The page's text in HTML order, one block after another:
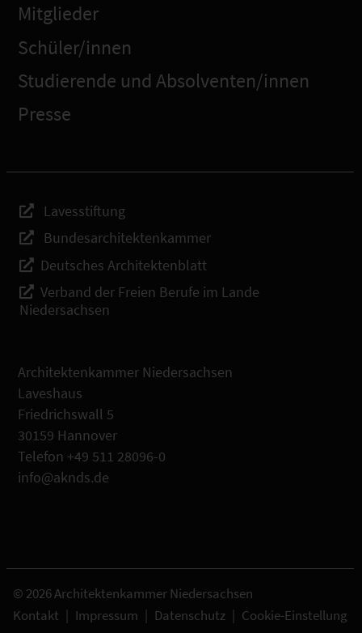
Mitglieder
Schüler/innen
Studierende und Absolventen/innen
Presse
Lavesstiftung
Bundesarchitektenkammer
Deutsches Architektenblatt
Verband der Freien Berufe im Lande
Niedersachsen
Architektenkammer Niedersachsen
Laveshaus
Friedrichswall 5
30159 Hannover
Telefon +49 511 28096-0
info@aknds.de
© 2026 Architektenkammer Niedersachsen
Kontakt | Impressum | Datenschutz | Cookie-Einstellung